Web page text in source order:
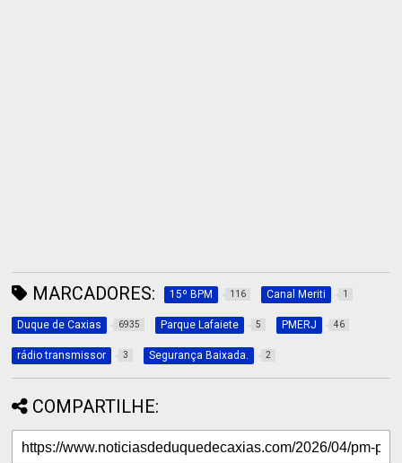
MARCADORES: 15º BPM 116 Canal Meriti 1
Duque de Caxias 6935 Parque Lafaiete 5 PMERJ 46
rádio transmissor 3 Segurança Baixada. 2
COMPARTILHE: